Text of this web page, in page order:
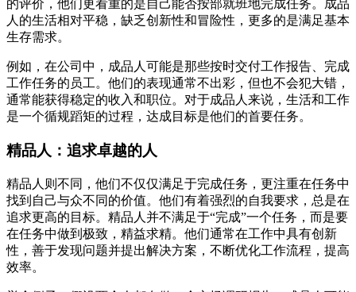
的评价，他们更看重的是自己能否按部就班地完成任务。成品
人的生活相对平稳，缺乏创新性和冒险性，更多的是满足基本
生存需求。
例如，在公司中，成品人可能是那些按时交付工作报告、完成
工作任务的员工。他们的表现通常不出彩，但也不会犯大错，
通常能获得稳定的收入和职位。对于成品人来说，生活和工作
是一个循规蹈矩的过程，达成目标是他们的首要任务。
精品人：追求卓越的人
精品人则不同，他们不仅仅满足于完成任务，更注重在任务中
找到自己与众不同的价值。他们有着强烈的自我要求，总是在
追求更高的目标。精品人并不满足于“完成”一个任务，而是要
在任务中做到极致，精益求精。他们通常在工作中具有创新
性，善于发现问题并提出解决方案，不断优化工作流程，提高
效率。